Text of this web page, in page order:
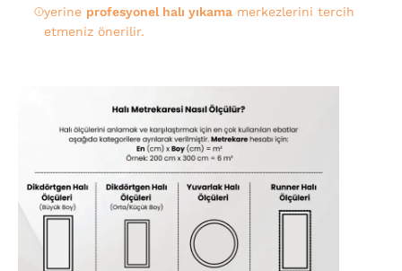
yerine profesyonel halı yıkamamerkezlerini tercih
etmeniz önerilir.